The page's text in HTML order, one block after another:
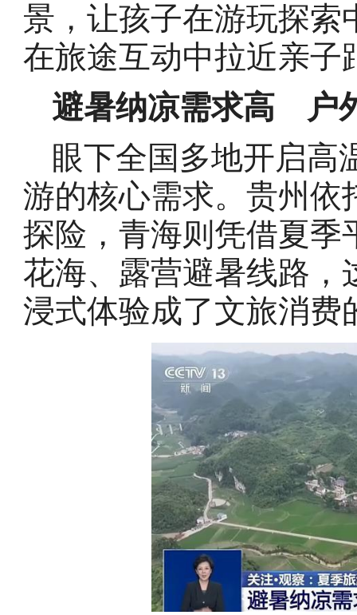
景，让孩子在游玩探索
在旅途互动中拉近亲子
避暑纳凉需求高 户
眼下全国多地开启高
游的核心需求。贵州依
探险，青海则凭借夏
花海、露营避暑线路，
浸式体验成了文旅消费